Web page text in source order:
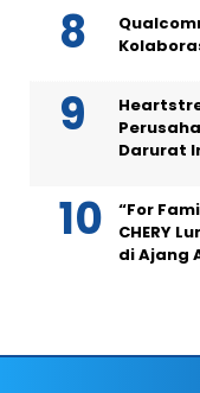
Darurat
“For
CHERY
di Ajang